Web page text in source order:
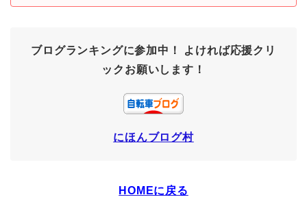
ブログランキングに参加中！
よければ応援クリ
ックお願いします！
にほんブログ村
HOMEに戻る